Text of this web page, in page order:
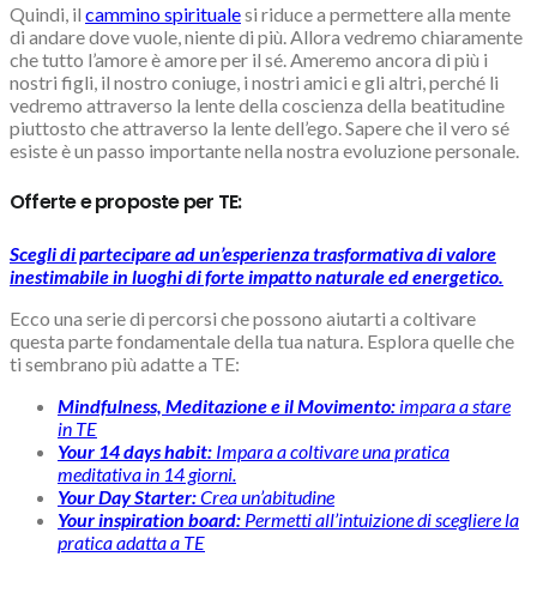
Quindi, il cammino spiritualesi riduce a permettere alla mente
di andare dove vuole, niente di più. Allora vedremo chiaramente
che tutto l’amore è amore per il sé. Ameremo ancora di più i
nostri figli, il nostro coniuge, i nostri amici e gli altri, perché li
vedremo attraverso la lente della coscienza della beatitudine
piuttosto che attraverso la lente dell’ego. Sapere che il vero sé
esiste è un passo importante nella nostra evoluzione personale.
Offerte e proposte per TE:
Scegli di partecipare ad un’esperienza trasformativa di valore
inestimabile in luoghi di forte impatto naturale ed energetico.
Ecco una serie di percorsi che possono aiutarti a coltivare
questa parte fondamentale della tua natura. Esplora quelle che
ti sembrano più adatte a TE:
Mindfulness, Meditazione e il Movimento: impara a stare
in TE
Your 14 days habit: Impara a coltivare una pratica
meditativa in 14 giorni.
Your Day Starter:Crea un’abitudine
Your inspiration board: Permetti all’intuizione di scegliere la
pratica adatta a TE